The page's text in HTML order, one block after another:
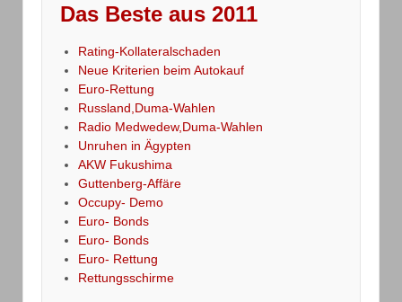
Das Beste aus 2011
Rating-Kollateralschaden
Neue Kriterien beim Autokauf
Euro-Rettung
Russland,Duma-Wahlen
Radio Medwedew,Duma-Wahlen
Unruhen in Ägypten
AKW Fukushima
Guttenberg-Affäre
Occupy- Demo
Euro- Bonds
Euro- Bonds
Euro- Rettung
Rettungsschirme